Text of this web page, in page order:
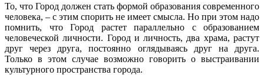
То, что Город должен стать формой образования современного
человека, – с этим спорить не имеет смысла. Но при этом надо
помнить, что Город растет параллельно с образованием
человеческой личности. Город и личность, два храма, растут
друг через друга, постоянно оглядываясь друг на друга.
Только в этом случае возможно говорить о выстраивании
культурного пространства города.